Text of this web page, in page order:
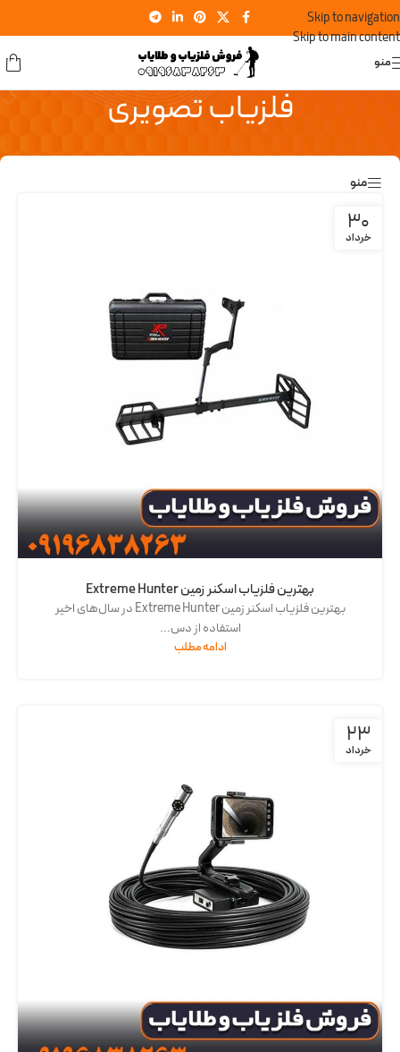
Skip to navigation
Skip to main content
منو
فلزیاب تصویری
منو
30
خرداد
بهترین فلزیاب اسکنر زمین Extreme Hunter
بهترین فلزیاب اسکنر زمین Extreme Hunter در سال‌های اخیر
استفاده از دس...
ادامه مطلب
23
خرداد